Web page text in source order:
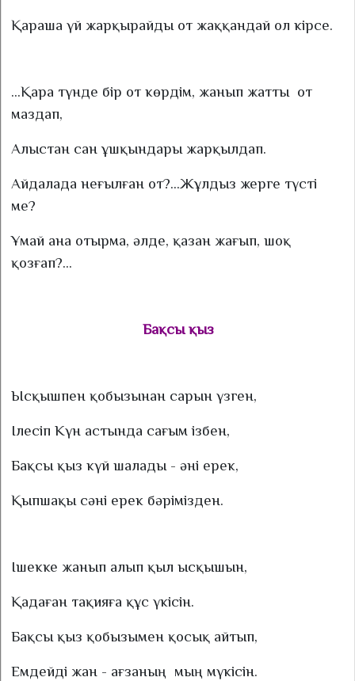
Қараша үй жарқырайды от жаққандай ол кірсе.
...Қара түнде бір от көрдім, жанып жатты от
маздап,
Алыстан сан ұшқындары жарқылдап.
Айдалада неғылған от?...Жұлдыз жерге түсті
ме?
Ұмай ана отырма, әлде, қазан жағып, шоқ
қозғап?...
Бақсы қыз
Ысқышпен қобызынан сарын үзген,
Ілесіп Күн астында сағым ізбен,
Бақсы қыз күй шалады - әні ерек,
Қыпшақы сәні ерек бәрімізден.
Ішекке жанып алып қыл ысқышын,
Қадаған тақияға құс үкісін.
Бақсы қыз қобызымен қосық айтып,
Емдейді жан - ағзаның мың мүкісін.